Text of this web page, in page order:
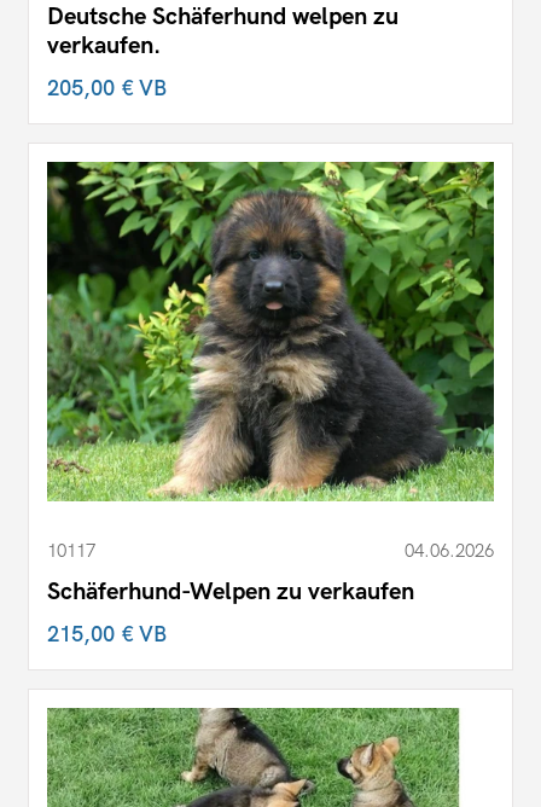
Deutsche Schäferhund welpen zu
verkaufen.
205,00 €VB
10117 04.06.2026
Schäferhund-Welpen zu verkaufen
215,00 €VB